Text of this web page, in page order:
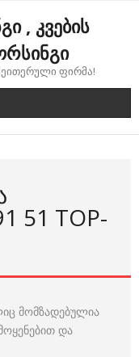
, კვების
ფირმა!
51 TOP-
მომზადებულია
და